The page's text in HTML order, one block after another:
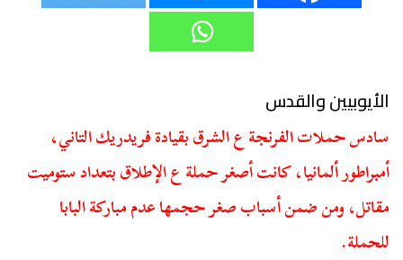
الأيوبيين والقدس
سادس حملات الفرنجة ع الشرق بقيادة فريدريك التاني،
أمبراطور ألمانيا، كانت أصغر حملة ع الإطلاق بتعداد ستوميت
مقاتل، ومن ضمن أسباب صغر حجمها عدم مباركة البابا
للحملة.